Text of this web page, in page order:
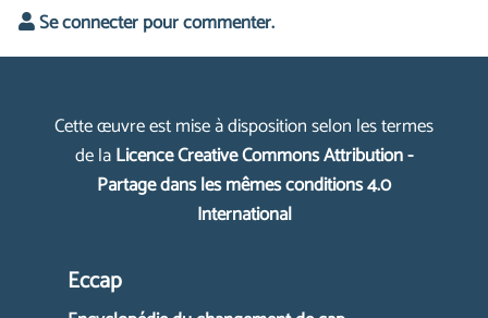
Se connecter pour commenter.
Cette œuvre est mise à disposition selon les termes
de laLicence Creative Commons Attribution -
Partage dans les mêmes conditions 4.0
International
Eccap